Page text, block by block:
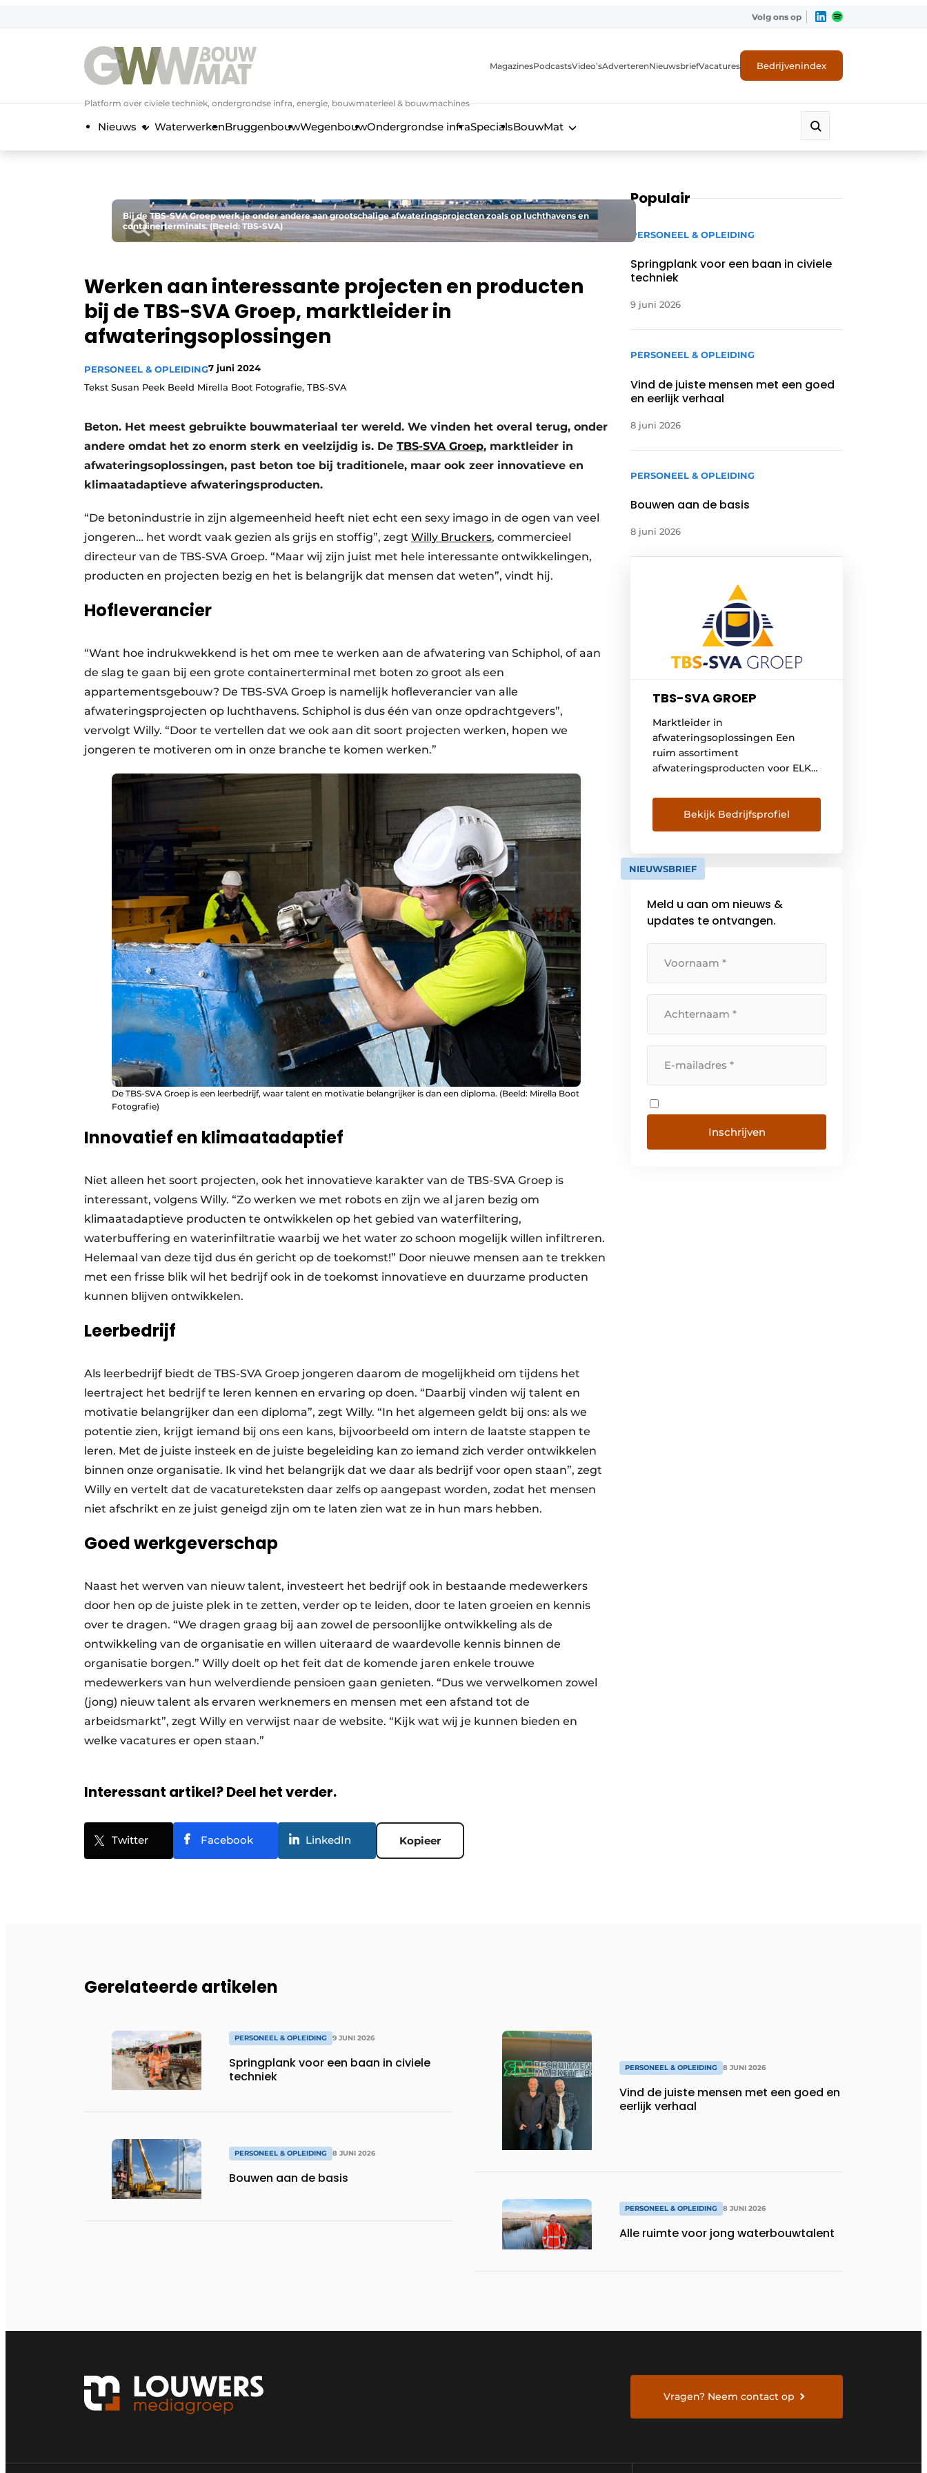
Volg ons op
Platform over civiele techniek, ondergrondse infra, energie, bouwmaterieel & bouwmachines
MagazinesPodcastsVideo’sAdverterenNieuwsbriefVacatures Bedrijvenindex
Nieuws WaterwerkenBruggenbouwWegenbouwOndergrondse infraSpecialsBouwMat
Bij de TBS-SVA Groep werk je onder andere aan grootschalige afwateringsprojecten zoals op luchthavens en
containerterminals. (Beeld: TBS-SVA)
Werken aan interessante projecten en producten
bij de TBS-SVA Groep, marktleider in
afwateringsoplossingen
PERSONEEL & OPLEIDING7 juni 2024
Tekst Susan Peek Beeld Mirella Boot Fotografie, TBS-SVA
Beton. Het meest gebruikte bouwmateriaal ter wereld. We vinden het overal terug, onder
andere omdat het zo enorm sterk en veelzijdig is. De TBS-SVA Groep, marktleider in
afwateringsoplossingen, past beton toe bij traditionele, maar ook zeer innovatieve en
klimaatadaptieve afwateringsproducten.
“De betonindustrie in zijn algemeenheid heeft niet echt een sexy imago in de ogen van veel
jongeren… het wordt vaak gezien als grijs en stoffig”, zegt Willy Bruckers, commercieel
directeur van de TBS-SVA Groep. “Maar wij zijn juist met hele interessante ontwikkelingen,
producten en projecten bezig en het is belangrijk dat mensen dat weten”, vindt hij.
Hofleverancier
“Want hoe indrukwekkend is het om mee te werken aan de afwatering van Schiphol, of aan
de slag te gaan bij een grote containerterminal met boten zo groot als een
appartementsgebouw? De TBS-SVA Groep is namelijk hofleverancier van alle
afwateringsprojecten op luchthavens. Schiphol is dus één van onze opdrachtgevers”,
vervolgt Willy. “Door te vertellen dat we ook aan dit soort projecten werken, hopen we
jongeren te motiveren om in onze branche te komen werken.”
De TBS-SVA Groep is een leerbedrijf, waar talent en motivatie belangrijker is dan een diploma. (Beeld: Mirella Boot
Fotografie)
Innovatief en klimaatadaptief
Niet alleen het soort projecten, ook het innovatieve karakter van de TBS-SVA Groep is
interessant, volgens Willy. “Zo werken we met robots en zijn we al jaren bezig om
klimaatadaptieve producten te ontwikkelen op het gebied van waterfiltering,
waterbuffering en waterinfiltratie waarbij we het water zo schoon mogelijk willen infiltreren.
Helemaal van deze tijd dus én gericht op de toekomst!” Door nieuwe mensen aan te trekken
met een frisse blik wil het bedrijf ook in de toekomst innovatieve en duurzame producten
kunnen blijven ontwikkelen.
Leerbedrijf
Als leerbedrijf biedt de TBS-SVA Groep jongeren daarom de mogelijkheid om tijdens het
leertraject het bedrijf te leren kennen en ervaring op doen. “Daarbij vinden wij talent en
motivatie belangrijker dan een diploma”, zegt Willy. “In het algemeen geldt bij ons: als we
potentie zien, krijgt iemand bij ons een kans, bijvoorbeeld om intern de laatste stappen te
leren. Met de juiste insteek en de juiste begeleiding kan zo iemand zich verder ontwikkelen
binnen onze organisatie. Ik vind het belangrijk dat we daar als bedrijf voor open staan”, zegt
Willy en vertelt dat de vacatureteksten daar zelfs op aangepast worden, zodat het mensen
niet afschrikt en ze juist geneigd zijn om te laten zien wat ze in hun mars hebben.
Goed werkgeverschap
Naast het werven van nieuw talent, investeert het bedrijf ook in bestaande medewerkers
door hen op de juiste plek in te zetten, verder op te leiden, door te laten groeien en kennis
over te dragen. “We dragen graag bij aan zowel de persoonlijke ontwikkeling als de
ontwikkeling van de organisatie en willen uiteraard de waardevolle kennis binnen de
organisatie borgen.” Willy doelt op het feit dat de komende jaren enkele trouwe
medewerkers van hun welverdiende pensioen gaan genieten. “Dus we verwelkomen zowel
(jong) nieuw talent als ervaren werknemers en mensen met een afstand tot de
arbeidsmarkt”, zegt Willy en verwijst naar de website. “Kijk wat wij je kunnen bieden en
welke vacatures er open staan.”
Interessant artikel? Deel het verder.
Twitter Facebook LinkedIn Kopieer
Populair
PERSONEEL & OPLEIDING
Springplank voor een baan in civiele
techniek
9 juni 2026
PERSONEEL & OPLEIDING
Vind de juiste mensen met een goed
en eerlijk verhaal
8 juni 2026
PERSONEEL & OPLEIDING
Bouwen aan de basis
8 juni 2026
TBS-SVA GROEP
Marktleider in
afwateringsoplossingen Een
ruim assortiment
afwateringsproducten voor ELK
infrastructuur zijn wij als
marktleider in Nederland dé
adviseur voor
Innovatie, duurzaamheid en
veiligheid vormen hierbij de
assortiment. Ons assortiment
onderscheidt zich door een
toegangssystemen zoals […]
Bekijk Bedrijfsprofiel
NIEUWSBRIEF
Meld u aan om nieuws &
updates te ontvangen.
Inschrijven
Gerelateerde artikelen
PERSONEEL & OPLEIDING 9 JUNI 2026
Springplank voor een baan in civiele
techniek
PERSONEEL & OPLEIDING 8 JUNI 2026
Bouwen aan de basis
PERSONEEL & OPLEIDING 8 JUNI 2026
Vind de juiste mensen met een goed en
eerlijk verhaal
PERSONEEL & OPLEIDING 8 JUNI 2026
Alle ruimte voor jong waterbouwtalent
Vragen? Neem contact op